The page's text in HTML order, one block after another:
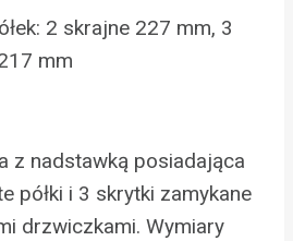
2 skrajne 227 mm, 3
mm
z nadstawką posiadająca
półki i 3 skrytki zamykane
drzwiczkami. Wymiary